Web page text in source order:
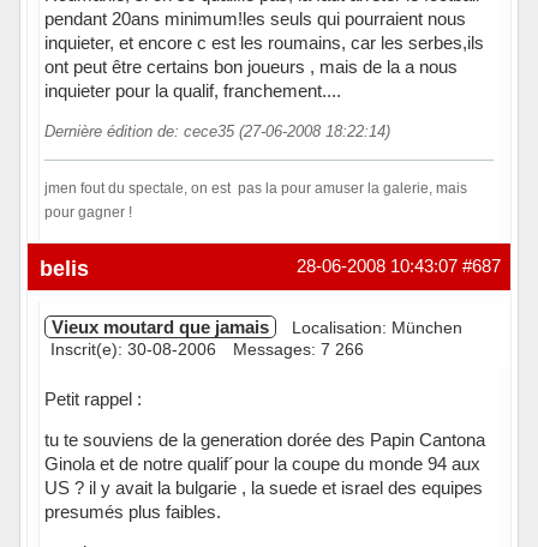
pendant 20ans minimum!les seuls qui pourraient nous
inquieter, et encore c est les roumains, car les serbes,ils
ont peut être certains bon joueurs , mais de la a nous
inquieter pour la qualif, franchement....
Dernière édition de: cece35 (27-06-2008 18:22:14)
jmen fout du spectale, on est pas la pour amuser la galerie, mais
pour gagner !
Hors ligne #687
28-06-2008 10:43:07
belis
Vieux moutard que jamais
Localisation: München
Inscrit(e): 30-08-2006
Messages: 7 266
Petit rappel :
tu te souviens de la generation dorée des Papin Cantona
Ginola et de notre qualif´pour la coupe du monde 94 aux
US ? il y avait la bulgarie , la suede et israel des equipes
presumés plus faibles.